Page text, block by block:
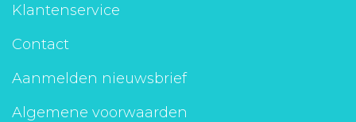
Klantenservice
Contact
Aanmelden nieuwsbrief
Algemene voorwaarden